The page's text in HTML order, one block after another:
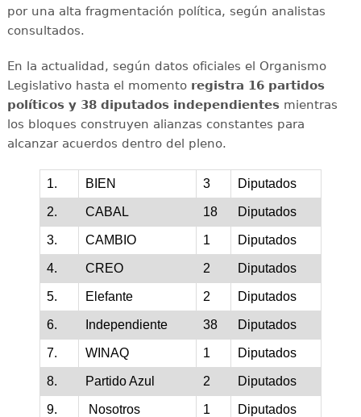
por una alta fragmentación política, según analistas
consultados.
En la actualidad, según datos oficiales el Organismo
Legislativo hasta el momentoregistra 16 partidos
políticos y 38 diputados independientes mientras
los bloques construyen alianzas constantes para
alcanzar acuerdos dentro del pleno.
1. BIEN 3 Diputados
2. CABAL 18 Diputados
3. CAMBIO 1 Diputados
4. CREO 2 Diputados
5. Elefante 2 Diputados
6. Independiente 38 Diputados
7. WINAQ 1 Diputados
8. Partido Azul 2 Diputados
9. Nosotros 1 Diputados